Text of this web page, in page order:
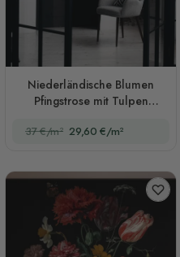
Niederländische Blumen
Pfingstrose mit Tulpen
37 €/m² 29,60 €/m²